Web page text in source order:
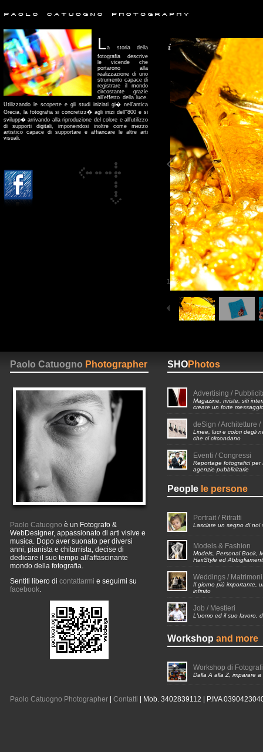
La storia della
fotografia descrive
le vicende che
portarono alla
realizzazione di uno
strumento capace di
registrare il mondo
circostante grazie
all'effetto della luce.
Utilizzando le scoperte e gli studi iniziati gi� nell'antica
Grecia, la fotografia si concretizz� agli inizi dell''800 e si
svilupp� arrivando alla riproduzione del colore e all'utilizzo
di supporti digitali, imponendosi inoltre come mezzo
artistico capace di supportare e affiancare le altre arti
visuali.
1/25
Paolo Catuogno Photographer
Paolo Catuogno è un Fotografo &
WebDesigner, appassionato di arti visive e
musica. Dopo aver suonato per diversi
anni, pianista e chitarrista, decise di
dedicare il suo tempo all'affascinante
mondo della fotografia.
Sentiti libero di contattarmi e seguimi su
facebook.
SHOPhotos
Advertising /
Magazine, riviste, siti
creare un forte
deSign / Architetture /
Linee, luci e colori degli
che ci circondano
Eventi / Congressi
Reportage fotografici per
agenzie pubblicitarie
People le persone
Portrait / Ritratti
Lasciare un segno di noi
Models & Fashion
Models, Personal Book,
HairStyle ed
Weddings / Matrimoni
Il giorno più importante,
infinito
Job / Mestieri
L'uomo ed il suo lavoro,
Workshop and more
Workshop di
Dalla A alla Z, imparare
Paolo Catuogno Photographer Contatti | Mob. 3402839112 | P.IVA